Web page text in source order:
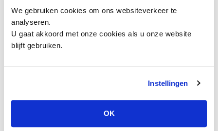
We gebruiken cookies om ons websiteverkeer te
analyseren.
U gaat akkoord met onze cookies als u onze website
blijft gebruiken.
Instellingen
OK
ABS Cilinders BV (Veendam) en HOC Opleiding &
Training (Zuidlaren) hebben al aangeboden met ons
mee te doen en daar zijn we heel blij mee. De
komende tijd benaderen we meer bedrijven in de
kan bestaan uit gastlessen, bedrijfsbezoeken,
docentstages of de mogelijkheid om gebruik te
maken van de faciliteiten van de techniekbedrijven.